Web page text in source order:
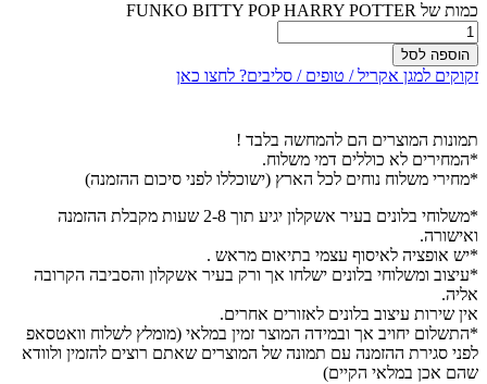
כמות של FUNKO BITTY POP HARRY POTTER
הוספה לסל
זקוקים למגן אקריל / טופים / סליבים? לחצו כאן
תמונות המוצרים הם להמחשה בלבד !
*המחירים לא כוללים דמי משלוח.
*מחירי משלוח נוחים לכל הארץ (ישוכללו לפני סיכום ההזמנה)
*משלוחי בלונים בעיר אשקלון יגיע תוך 2-8 שעות מקבלת ההזמנה
ואישורה.
*יש אופציה לאיסוף עצמי בתיאום מראש .
*עיצוב ומשלוחי בלונים ישלחו אך ורק בעיר אשקלון והסביבה הקרובה
אליה.
אין שירות עיצוב בלונים לאזורים אחרים.
*התשלום יחויב אך ובמידה המוצר זמין במלאי (מומלץ לשלוח וואטסאפ
לפני סגירת ההזמנה עם תמונה של המוצרים שאתם רוצים להזמין ולוודא
שהם אכן במלאי הקיים)